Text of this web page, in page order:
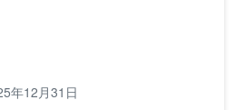
年12月31日